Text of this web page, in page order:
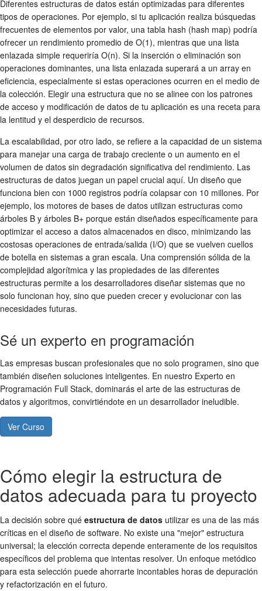
Diferentes estructuras de datos están optimizadas para diferentes
tipos de operaciones. Por ejemplo, si tu aplicación realiza búsquedas
frecuentes de elementos por valor, una tabla hash (hash map) podría
ofrecer un rendimiento promedio de O(1), mientras que una lista
enlazada simple requeriría O(n). Si la inserción o eliminación son
operaciones dominantes, una lista enlazada superará a un array en
eficiencia, especialmente si estas operaciones ocurren en el medio de
la colección. Elegir una estructura que no se alinee con los patrones
de acceso y modificación de datos de tu aplicación es una receta para
la lentitud y el desperdicio de recursos.
La escalabilidad, por otro lado, se refiere a la capacidad de un sistema
para manejar una carga de trabajo creciente o un aumento en el
volumen de datos sin degradación significativa del rendimiento. Las
estructuras de datos juegan un papel crucial aquí. Un diseño que
funciona bien con 1000 registros podría colapsar con 10 millones. Por
ejemplo, los motores de bases de datos utilizan estructuras como
árboles B y árboles B+ porque están diseñados específicamente para
optimizar el acceso a datos almacenados en disco, minimizando las
costosas operaciones de entrada/salida (I/O) que se vuelven cuellos
de botella en sistemas a gran escala. Una comprensión sólida de la
complejidad algorítmica y las propiedades de las diferentes
estructuras permite a los desarrolladores diseñar sistemas que no
solo funcionan hoy, sino que pueden crecer y evolucionar con las
necesidades futuras.
Sé un experto en programación
Las empresas buscan profesionales que no solo programen, sino que
también diseñen soluciones inteligentes. En nuestro Experto en
Programación Full Stack, dominarás el arte de las estructuras de
datos y algoritmos, convirtiéndote en un desarrollador ineludible.
Ver Curso
Cómo elegir la estructura de
datos adecuada para tu proyecto
La decisión sobre qué estructura de datos utilizar es una de las más
críticas en el diseño de software. No existe una "mejor" estructura
universal; la elección correcta depende enteramente de los requisitos
específicos del problema que intentas resolver. Un enfoque metódico
para esta selección puede ahorrarte incontables horas de depuración
y refactorización en el futuro.